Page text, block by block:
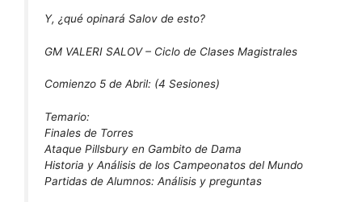
Y, ¿qué opinará Salov de esto?
GM VALERI SALOV – Ciclo de Clases Magistrales
Comienzo 5 de Abril: (4 Sesiones)
Temario:
Finales de Torres
Ataque Pillsbury en Gambito de Dama
Historia y Análisis de los Campeonatos del Mundo
Partidas de Alumnos: Análisis y preguntas